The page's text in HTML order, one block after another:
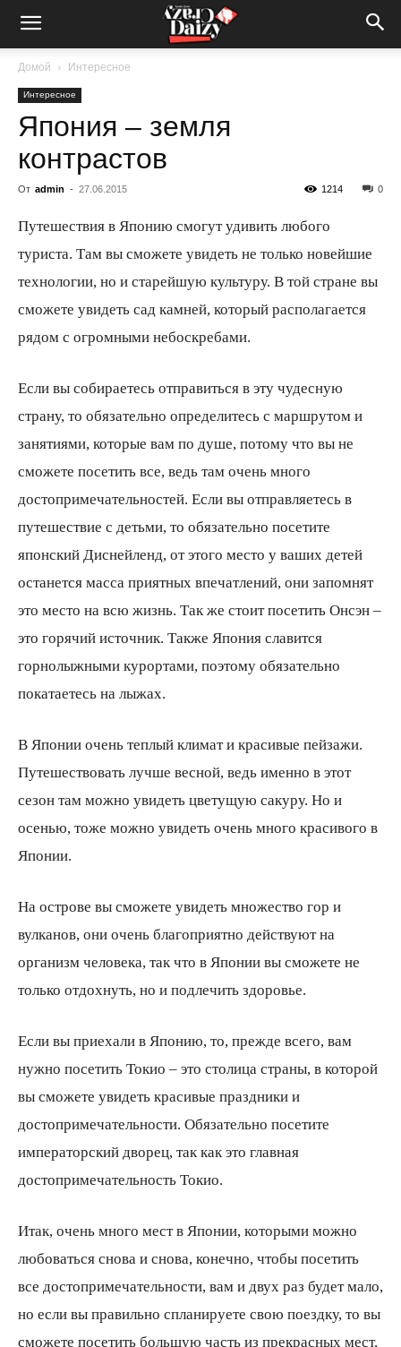
Crazy-
Daizy
сумашедшие
обо
Домой Интересное
Интересное
Япония – земля
контрастов
От admin - 27.06.2015 0
1214
Путешествия в Японию смогут удивить любого
туриста. Там вы сможете увидеть не только новейшие
технологии, но и старейшую культуру. В той стране вы
сможете увидеть сад камней, который располагается
рядом с огромными небоскребами.
Если вы собираетесь отправиться в эту чудесную
страну, то обязательно определитесь с маршрутом и
занятиями, которые вам по душе, потому что вы не
сможете посетить все, ведь там очень много
достопримечательностей. Если вы отправляетесь в
путешествие с детьми, то обязательно посетите
японский Диснейленд, от этого место у ваших детей
останется масса приятных впечатлений, они запомнят
это место на всю жизнь. Так же стоит посетить Онсэн –
это горячий источник. Также Япония славится
горнолыжными курортами, поэтому обязательно
покатаетесь на лыжах.
В Японии очень теплый климат и красивые пейзажи.
Путешествовать лучше весной, ведь именно в этот
сезон там можно увидеть цветущую сакуру. Но и
осенью, тоже можно увидеть очень много красивого в
Японии.
На острове вы сможете увидеть множество гор и
вулканов, они очень благоприятно действуют на
организм человека, так что в Японии вы сможете не
только отдохнуть, но и подлечить здоровье.
Если вы приехали в Японию, то, прежде всего, вам
нужно посетить Токио – это столица страны, в которой
вы сможете увидеть красивые праздники и
достопримечательности. Обязательно посетите
императорский дворец, так как это главная
достопримечательность Токио.
Итак, очень много мест в Японии, которыми можно
любоваться снова и снова, конечно, чтобы посетить
все достопримечательности, вам и двух раз будет мало,
но если вы правильно спланируете свою поездку, то вы
сможете посетить большую часть из прекрасных мест,